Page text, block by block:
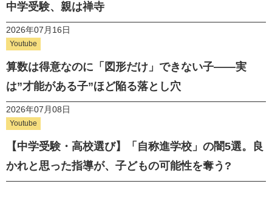
中学受験、親は禅寺
2026年07月16日
Youtube
算数は得意なのに「図形だけ」できない子——実
は”才能がある子”ほど陥る落とし穴
2026年07月08日
Youtube
【中学受験・高校選び】「自称進学校」の闇5選。良
かれと思った指導が、子どもの可能性を奪う?